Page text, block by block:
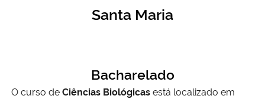
Santa Maria
Bacharelado
O curso deCiências Biológicasestá localizado em